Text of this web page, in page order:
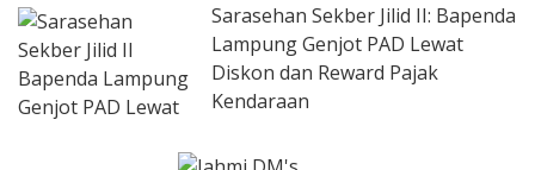
Sarasehan Sekber Jilid II: Bapenda
Lampung Genjot PAD Lewat
Diskon dan Reward Pajak
Kendaraan